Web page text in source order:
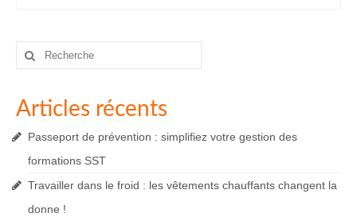
Rechercher
Articles récents
Passeport de prévention : simplifiez votre gestion des
formations SST
Travailler dans le froid : les vêtements chauffants changent la
donne !